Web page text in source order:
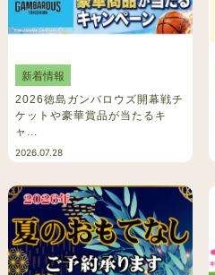
新着情報
2026徳島ガンバロウズ開幕戦チ
ケットや豪華賞品が当たるキ
ャ...
2026.07.28